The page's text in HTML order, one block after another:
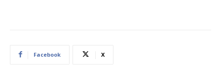
Facebook X